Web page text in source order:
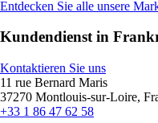
Entdecken Sie alle unsere
Kundendienst in
Kontaktieren Sie uns
11 rue Bernard Maris
37270 Montlouis-sur-Loire,
+33 1 86 47 62 58